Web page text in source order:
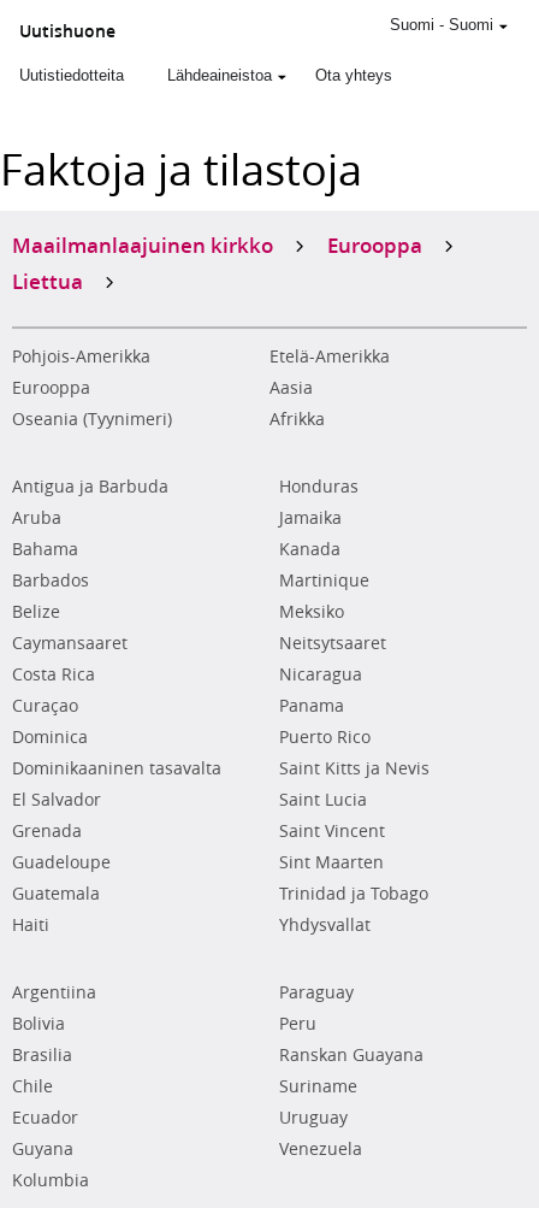
Uutishuone
Uutistiedotteita Lähdeaineistoa Ota yhteys
Suomi - Suomi
Faktoja ja tilastoja
Maailmanlaajuinen kirkko
Eurooppa
Liettua
Pohjois-Amerikka
Etelä-Amerikka
Eurooppa
Aasia
Oseania (Tyynimeri)
Afrikka
Antigua ja Barbuda
Aruba
Bahama
Barbados
Belize
Caymansaaret
Costa Rica
Curaçao
Dominica
Dominikaaninen tasavalta
El Salvador
Grenada
Guadeloupe
Guatemala
Haiti
Honduras
Jamaika
Kanada
Martinique
Meksiko
Neitsytsaaret
Nicaragua
Panama
Puerto Rico
Saint Kitts ja Nevis
Saint Lucia
Saint Vincent
Sint Maarten
Trinidad ja Tobago
Yhdysvallat
Argentiina
Bolivia
Brasilia
Chile
Ecuador
Guyana
Kolumbia
Paraguay
Peru
Ranskan Guayana
Suriname
Uruguay
Venezuela